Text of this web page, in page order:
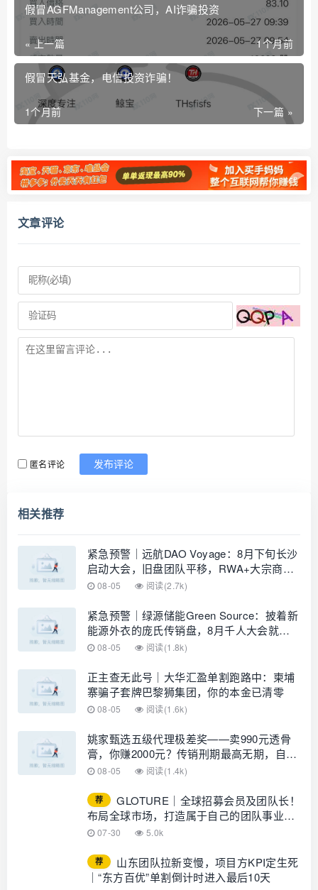
假冒AGFManagement公司，AI诈骗投资
« 上一篇 1个月前
假冒天弘基金，电信投资诈骗！
下一篇 »
1个月前
文章评论
匿名评论 发布评论
相关推荐
紧急预警｜远航DAO Voyage：8月下旬长沙
启动大会，旧盘团队平移，RWA+大宗商品
包装——又是庞氏滚盘的老剧本
08-05 阅读(2.7k)
紧急预警｜绿源储能Green Source：披着新
能源外衣的庞氏传销盘，8月千人大会就是
收割信号
08-05 阅读(1.8k)
正主查无此号｜大华汇盈单割跑路中：柬埔
寨骗子套牌巴黎狮集团，你的本金已清零
08-05 阅读(1.6k)
姚家甄选五级代理极差奖——卖990元透骨
膏，你赚2000元？传销刑期最高无期，自己
算08-05 阅读(1.4k)
荐
GLOTURE｜全球招募会员及团队长！
布局全球市场，打造属于自己的团队事业，
想增加收入？想打造团队？加入
07-30 5.0k
荐
山东团队拉新变慢，项目方KPI定生死
｜“东方百优”单割倒计时进入最后10天